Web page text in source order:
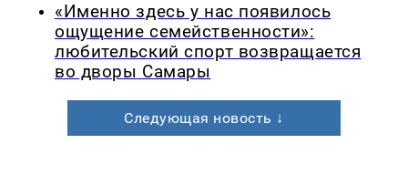
«Именно здесь у нас появилось
ощущение семейственности»:
любительский спорт возвращается
во дворы Самары
Следующая новость ↓